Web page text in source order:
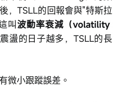
，TSLL的回報會與"特斯拉
叫波動率衰減（volatility
盪的日子越多，TSLL的長
微小跟蹤誤差。